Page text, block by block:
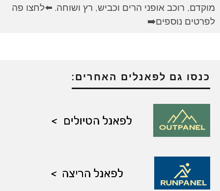
מוקדם, רוכב אופני הרים וכביש, רץ ושוחה. ⬅️לחצו פה
לפרטים נוספים➡️
כנסו גם לפאנלים האחרים: